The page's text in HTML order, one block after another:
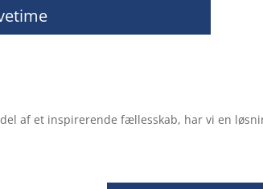
af et inspirerende fællesskab, har vi en